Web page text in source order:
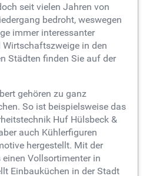
seit vielen Jahren von
bedroht, weswegen
immer interessanter
Wirtschaftszweige in den
Städten finden Sie auf der
gehören zu ganz
So ist beispielsweise das
Huf Hülsbeck &
auch Kühlerfiguren
hergestellt. Mit der
Vollsortimenter in
Einbauküchen in der Stadt